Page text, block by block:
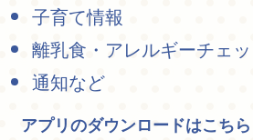
子育て情報
離乳食・アレルギーチェ
通知など
アプリのダウンロードはこちら